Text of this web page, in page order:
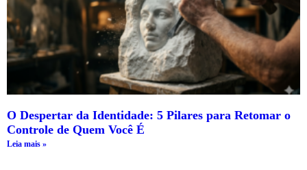
O Despertar da Identidade: 5 Pilares para Retomar o
Controle de Quem Você É
Leia mais »